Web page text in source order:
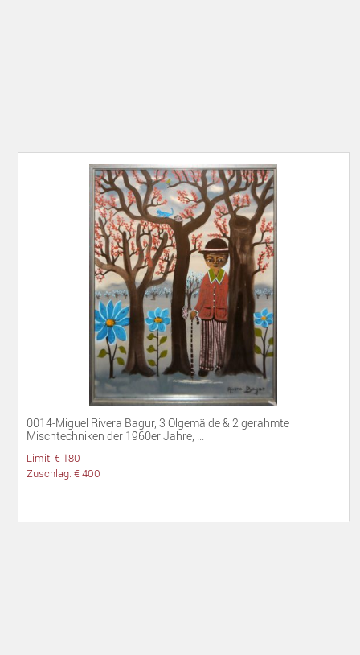
0014-Miguel Rivera Bagur, 3 Ölgemälde & 2 gerahmte
Mischtechniken der 1960er Jahre, ...
Limit: € 180
Zuschlag: € 400